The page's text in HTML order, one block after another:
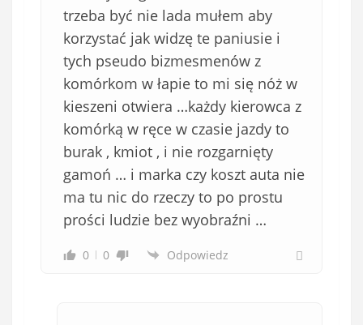
trzeba być nie lada mułem aby
korzystać jak widzę te paniusie i
tych pseudo bizmesmenów z
komórkom w łapie to mi się nóż w
kieszeni otwiera …każdy kierowca z
komórką w ręce w czasie jazdy to
burak , kmiot , i nie rozgarnięty
gamoń … i marka czy koszt auta nie
ma tu nic do rzeczy to po prostu
prości ludzie bez wyobraźni …
0 0 Odpowiedz